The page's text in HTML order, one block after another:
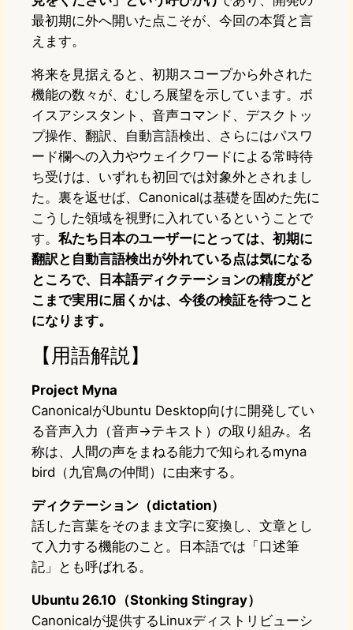
最初期に外へ開いた点こそが、今回の本質と言
えます。
将来を見据えると、初期スコープから外された
機能の数々が、むしろ展望を示しています。ボ
イスアシスタント、音声コマンド、デスクトッ
プ操作、翻訳、自動言語検出、さらにはパスワ
ード欄への入力やウェイクワードによる常時待
ち受けは、いずれも初回では対象外とされまし
た。裏を返せば、Canonicalは基礎を固めた先に
こうした領域を視野に入れているということで
す。 私たち日本のユーザーにとっては、初期に
翻訳と自動言語検出が外れている点は気になる
ところで、日本語ディクテーションの精度がど
こまで実用に届くかは、今後の検証を待つこと
になります。
【用語解説】
Project Myna
CanonicalがUbuntu Desktop向けに開発してい
る音声入力（音声→テキスト）の取り組み。名
称は、人間の声をまねる能力で知られるmyna
bird（九官鳥の仲間）に由来する。
ディクテーション（dictation）
話した言葉をそのまま文字に変換し、文章とし
て入力する機能のこと。日本語では「口述筆
記」とも呼ばれる。
Ubuntu 26.10（Stonking Stingray）
Canonicalが提供するLinuxディストリビューシ